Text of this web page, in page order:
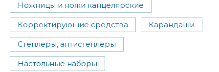
Ножницы и ножи канцелярские
Корректирующие средства Карандаши
Степлеры, антистеплеры
Настольные наборы